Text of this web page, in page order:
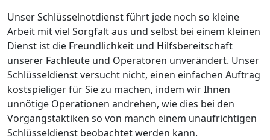
Unser Schlüsselnotdienst führt jede noch so kleine
Arbeit mit viel Sorgfalt aus und selbst bei einem kleinen
Dienst ist die Freundlichkeit und Hilfsbereitschaft
unserer Fachleute und Operatoren unverändert. Unser
Schlüsseldienst versucht nicht, einen einfachen Auftrag
kostspieliger für Sie zu machen, indem wir Ihnen
unnötige Operationen andrehen, wie dies bei den
Vorgangstaktiken so von manch einem unaufrichtigen
Schlüsseldienst beobachtet werden kann.